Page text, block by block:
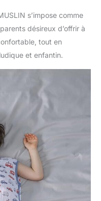
s’impose comme
désireux d’offrir à
tout en
et enfantin.